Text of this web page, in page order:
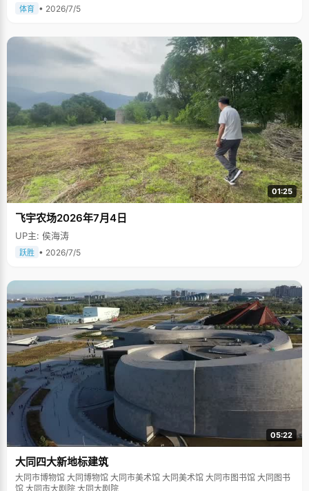
体育 • 2026/7/5
01:25
飞宇农场2026年7月4日
UP主: 侯海涛
跃胜 • 2026/7/5
05:22
大同四大新地标建筑
大同市博物馆 大同博物馆 大同市美术馆 大同美术馆 大同市图书馆 大同图书
馆 大同市大剧院 大同大剧院